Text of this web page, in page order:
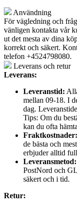
Användning
För vägledning och
vänligen kontakta vår
ut det mesta av dina
korrekt och säkert.
telefon +4524798080.
Leverans och retur
Leverans:
Leveranstid:
mellan 09-18. I
dag.
Tips: Om du
kan du ofta
Fraktkostnader:
de bästa och
erbjuder alltid
Leveransmetod:
PostNord och
säkert och i tid.
Retur: